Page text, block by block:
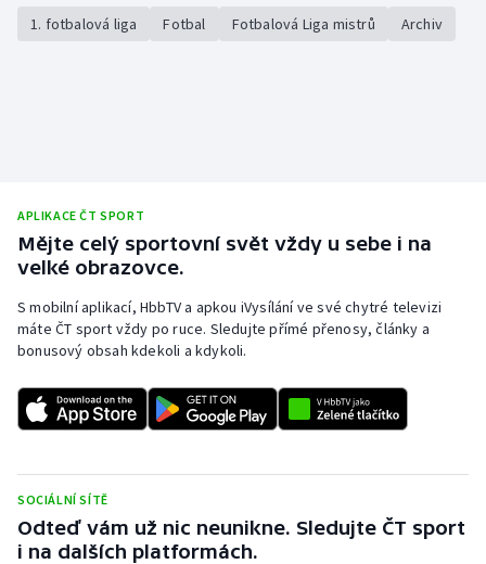
1. fotbalová liga Fotbal Fotbalová Liga mistrů Archiv
APLIKACE ČT SPORT
Mějte celý sportovní svět vždy u sebe i na
velké obrazovce.
S mobilní aplikací, HbbTV a apkou iVysílání ve své chytré televizi
máte ČT sport vždy po ruce. Sledujte přímé přenosy, články a
bonusový obsah kdekoli a kdykoli.
SOCIÁLNÍ SÍTĚ
Odteď vám už nic neunikne. Sledujte ČT sport
i na dalších platformách.